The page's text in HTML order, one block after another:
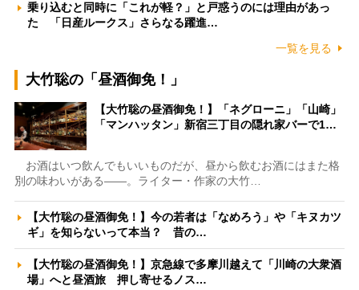
乗り込むと同時に「これが軽？」と戸惑うのには理由があっ
た 「日産ルークス」さらなる躍進…
一覧を見る
大竹聡の「昼酒御免！」
【大竹聡の昼酒御免！】「ネグローニ」「山崎」
「マンハッタン」新宿三丁目の隠れ家バーで1…
お酒はいつ飲んでもいいものだが、昼から飲むお酒にはまた格
別の味わいがある――。ライター・作家の大竹…
【大竹聡の昼酒御免！】今の若者は「なめろう」や「キヌカツ
ギ」を知らないって本当？ 昔の…
【大竹聡の昼酒御免！】京急線で多摩川越えて「川崎の大衆酒
場」へと昼酒旅 押し寄せるノス…